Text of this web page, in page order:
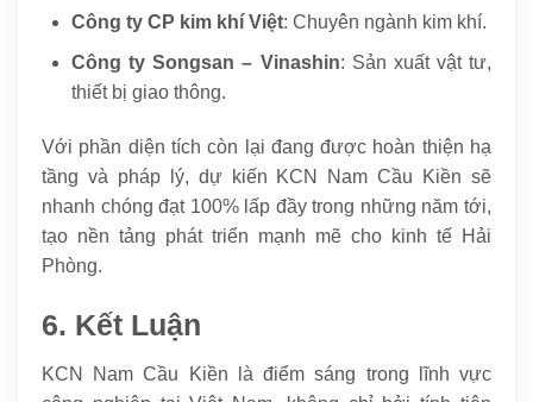
Công ty CP kim khí Việt: Chuyên ngành kim khí.
Công ty Songsan – Vinashin: Sản xuất vật tư,
thiết bị giao thông.
Với phần diện tích còn lại đang được hoàn thiện hạ
tầng và pháp lý, dự kiến KCN Nam Cầu Kiền sẽ
nhanh chóng đạt 100% lấp đầy trong những năm tới,
tạo nền tảng phát triển mạnh mẽ cho kinh tế Hải
Phòng.
6. Kết Luận
KCN Nam Cầu Kiền là điểm sáng trong lĩnh vực